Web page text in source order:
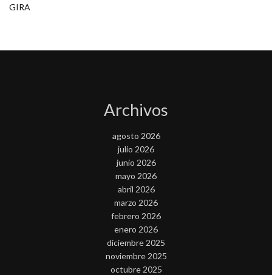
GIRA
Archivos
agosto 2026
julio 2026
junio 2026
mayo 2026
abril 2026
marzo 2026
febrero 2026
enero 2026
diciembre 2025
noviembre 2025
octubre 2025